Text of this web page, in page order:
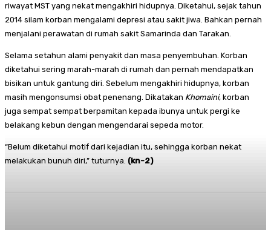
riwayat MST yang nekat mengakhiri hidupnya. Diketahui, sejak tahun
2014 silam korban mengalami depresi atau sakit jiwa. Bahkan pernah
menjalani perawatan di rumah sakit Samarinda dan Tarakan.
Selama setahun alami penyakit dan masa penyembuhan. Korban
diketahui sering marah-marah di rumah dan pernah mendapatkan
bisikan untuk gantung diri. Sebelum mengakhiri hidupnya, korban
masih mengonsumsi obat penenang. Dikatakan Khomaini, korban
juga sempat sempat berpamitan kepada ibunya untuk pergi ke
belakang kebun dengan mengendarai sepeda motor.
“Belum diketahui motif dari kejadian itu, sehingga korban nekat
melakukan bunuh diri,” tuturnya. (kn-2)